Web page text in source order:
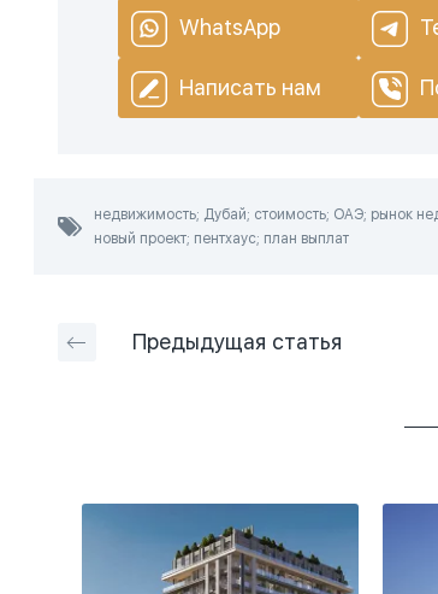
WhatsApp
Написать нам
недвижимость; Дубай; стоимость; ОАЭ; рынок
новый проект; пентхаус; план выплат
Предыдущая статья